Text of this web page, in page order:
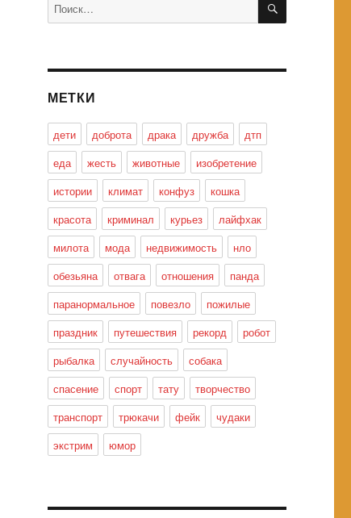
МЕТКИ
дети доброта драка дружба
дтп
еда
жесть животные
изобретение
истории
климат конфуз
кошка
красота
криминал курьез
лайфхак
милота
мода недвижимость
нло
обезьяна
отвага отношения
панда
паранормальное
повезло
пожилые
праздник
путешествия рекорд
робот
рыбалка
случайность
собака
спасение
спорт тату
творчество
транспорт
трюкачи фейк
чудаки
экстрим
юмор